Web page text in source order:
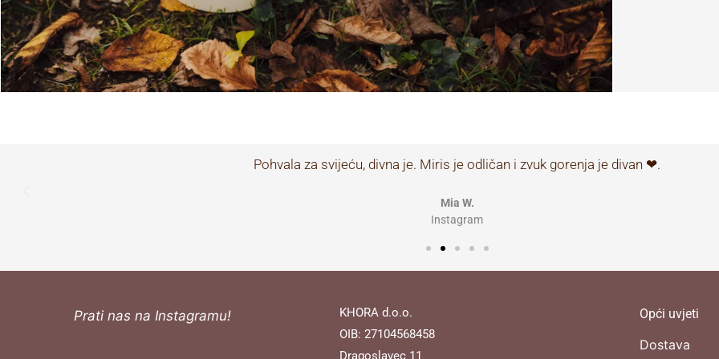
Pohvala za svijeću, divna je. Miris je odličan i zvuk gorenja je divan ❤.
Mia W.
Instagram
Prati nas na Instagramu!
KHORA d.o.o.
OIB: 27104568458
Dragoslavec 11
Opći uvjeti
Dostava